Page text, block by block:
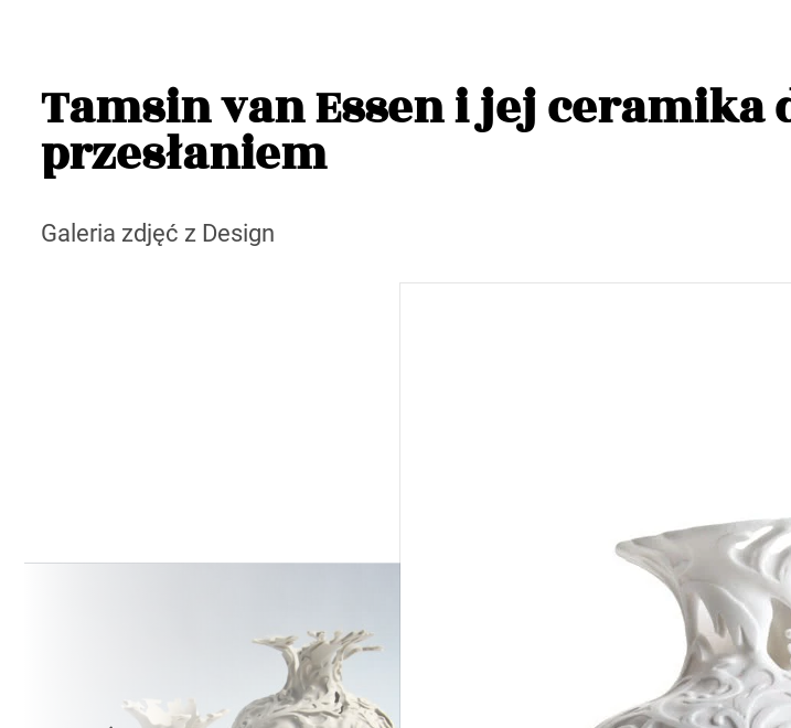
Tamsin van Essen i jej ceramika
przesłaniem
Galeria zdjęć z Design